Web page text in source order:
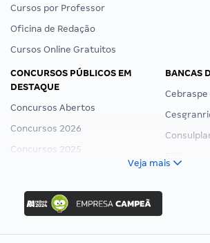
Cursos por Professor
Oficina de Redação
Cursos Online Gratuitos
CONCURSOS PÚBLICOS EM
DESTAQUE
Concursos Abertos
Concursos 2026
Concursos 2025
Concurso Ibama
Concurso MPU
Editais publicados
BANCAS
Cebraspe
Veja mais